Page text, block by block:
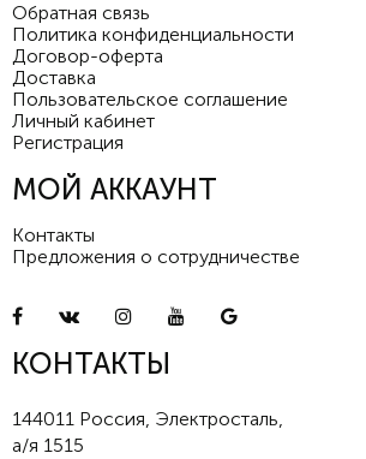
Обратная связь
Политика конфиденциальности
Договор-оферта
Доставка
Пользовательское соглашение
Личный кабинет
Регистрация
МОЙ АККАУНТ
Контакты
Предложения о сотрудничестве
КОНТАКТЫ
144011 Россия, Электросталь,
а/я 1515